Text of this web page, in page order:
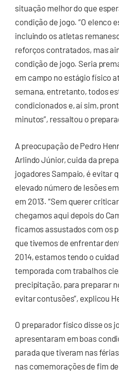
situação melhor do que
condição de jogo. “O elenco
incluindo os atletas
reforços contratados, mas
condição de jogo. Seria
em campo no estágio físico
semana, entretanto, todos
condicionados e, aí sim,
minutos”, ressaltou o
A preocupação de Pedro
Arlindo Júnior, cuida da
jogadores Sampaio, é evitar
elevado número de lesões
em 2013. “Sem querer
chegamos aqui depois do
ficamos assustados com os
que tivemos de enfrentar
2014, estamos tendo o
temporada com trabalhos
precipitação, para preparar
evitar contusões”, explicou
O preparador físico disse os
apresentaram em boas
parada que tiveram nas
nas comemorações de fim